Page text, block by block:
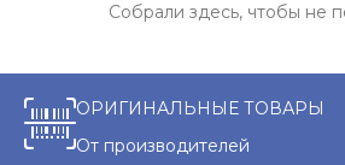
Собрали здесь, чтобы не
ОРИГИНАЛЬНЫЕ ТОВАРЫ
От производителей